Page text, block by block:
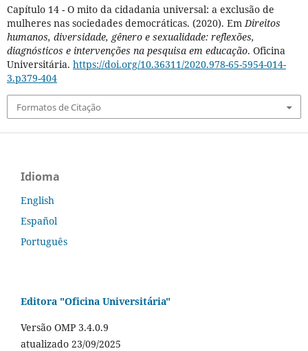
Capítulo 14 - O mito da cidadania universal: a exclusão de
mulheres nas sociedades democráticas. (2020). EmDireitos
humanos, diversidade, gênero e sexualidade: reflexões,
diagnósticos e intervenções na pesquisa em educação. Oficina
Universitária. https://doi.org/10.36311/2020.978-65-5954-014-
3.p379-404
Formatos de Citação
Idioma
English
Español
Português
Editora "Oficina Universitária"
Versão OMP 3.4.0.9
atualizado 23/09/2025